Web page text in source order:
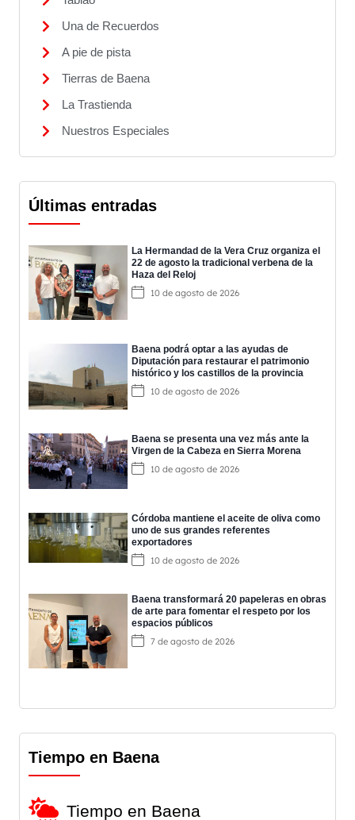
Una de Recuerdos
A pie de pista
Tierras de Baena
La Trastienda
Nuestros Especiales
Últimas entradas
La Hermandad de la Vera Cruz organiza el
22 de agosto la tradicional verbena de la
Haza del Reloj
10 de agosto de 2026
Baena podrá optar a las ayudas de
Diputación para restaurar el patrimonio
histórico y los castillos de la provincia
10 de agosto de 2026
Baena se presenta una vez más ante la
Virgen de la Cabeza en Sierra Morena
10 de agosto de 2026
Córdoba mantiene el aceite de oliva como
uno de sus grandes referentes
exportadores
10 de agosto de 2026
Baena transformará 20 papeleras en obras
de arte para fomentar el respeto por los
espacios públicos
7 de agosto de 2026
Tiempo en Baena
Tiempo en Baena